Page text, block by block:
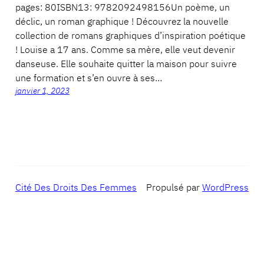
pages: 80ISBN13: 9782092498156Un poème, un
déclic, un roman graphique ! Découvrez la nouvelle
collection de romans graphiques d’inspiration poétique
! Louise a 17 ans. Comme sa mère, elle veut devenir
danseuse. Elle souhaite quitter la maison pour suivre
une formation et s’en ouvre à ses…
janvier 1, 2023
Cité Des Droits Des Femmes Propulsé parWordPress